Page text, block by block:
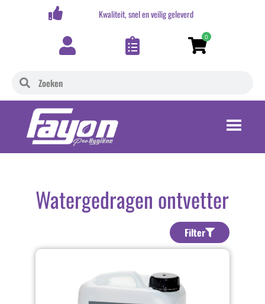
Kwaliteit, snel en veilig geleverd
0
Watergedragen ontvetter
Filter